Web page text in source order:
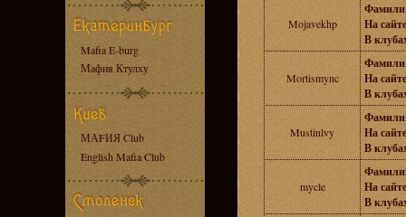
Mafia E-burg
Мафия Ктулху
МАFИЯ Club
English Mafia Club
Mojavekhp
На
В
Mortismync
На
В
Mustinlvy
На
В
mycle
На
В